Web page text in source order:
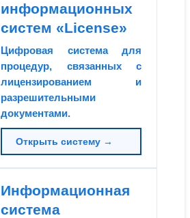
информационных
систем «License»
Цифровая система для
процедур, связанных с
лицензированием и
разрешительными
документами.
Открыть систему →
Информационная
система